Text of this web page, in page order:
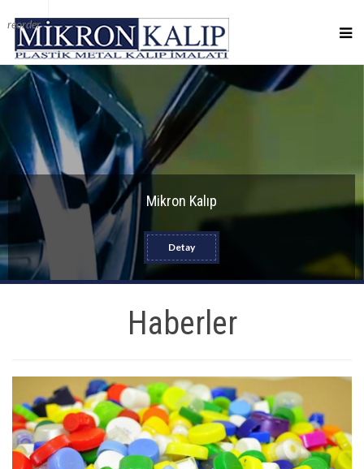
reorder
Mikron Kalıp
Detay
Haberler